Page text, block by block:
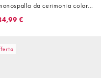
da cerimonia color
€